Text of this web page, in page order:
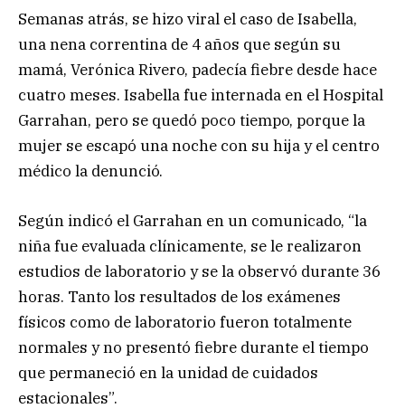
Semanas atrás, se hizo viral el caso de Isabella,
una nena correntina de 4 años que según su
mamá, Verónica Rivero, padecía fiebre desde hace
cuatro meses. Isabella fue internada en el Hospital
Garrahan, pero se quedó poco tiempo, porque la
mujer se escapó una noche con su hija y el centro
médico la denunció.
Según indicó el Garrahan en un comunicado, “la
niña fue evaluada clínicamente, se le realizaron
estudios de laboratorio y se la observó durante 36
horas. Tanto los resultados de los exámenes
físicos como de laboratorio fueron totalmente
normales y no presentó fiebre durante el tiempo
que permaneció en la unidad de cuidados
estacionales”.